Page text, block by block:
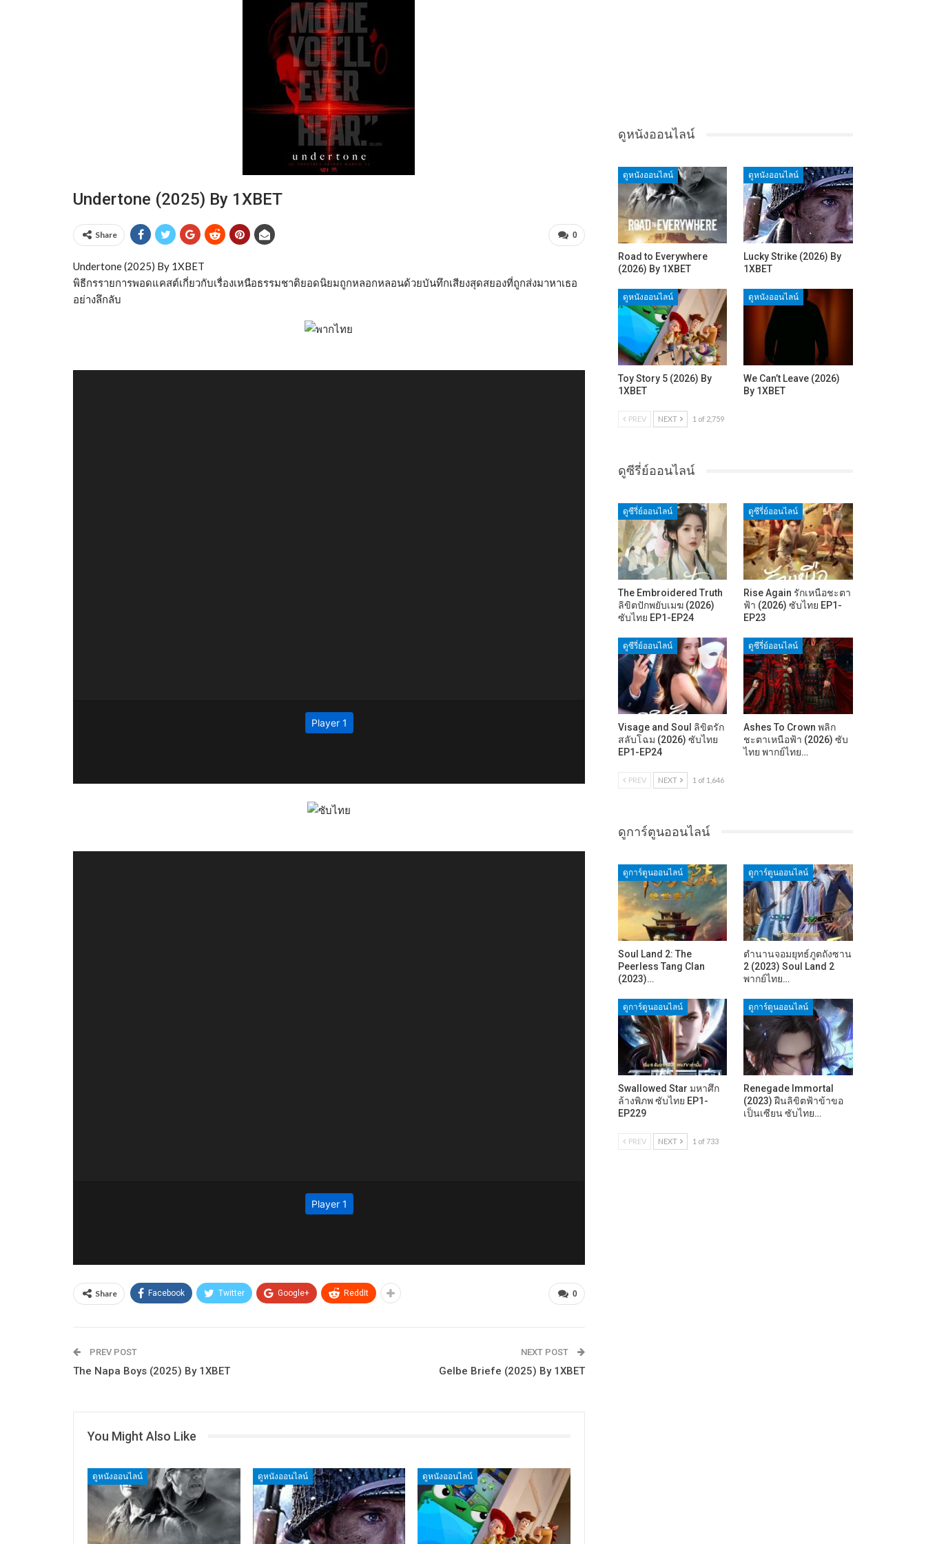
Undertone (2025) By 1XBET
0
Share
Undertone (2025) By 1XBET
พิธีกรรายการพอดแคสต์เกี่ยวกับเรื่องเหนือธรรมชาติยอดนิยมถูกหลอกหลอนด้วยบันทึกเสียงสุดสยองที่ถูกส่งมาหาเธอ
อย่างลึกลับ
0
Share Facebook Twitter Google+ ReddIt
PREV POST
The Napa Boys (2025) By 1XBET
NEXT POST
Gelbe Briefe (2025) By 1XBET
You Might Also Like
ดูหนังออนไลน์ ดูหนังออนไลน์ ดูหนังออนไลน์
ดูหนังออนไลน์
ดูหนังออนไลน์
Road to Everywhere
(2026) By 1XBET
ดูหนังออนไลน์
Lucky Strike (2026) By
1XBET
ดูหนังออนไลน์
Toy Story 5 (2026) By
1XBET
ดูหนังออนไลน์
We Can’t Leave (2026)
By 1XBET
PREV NEXT 1 of 2,759
ดูซีรี่ย์ออนไลน์
ดูซีรี่ย์ออนไลน์
The Embroidered Truth
ลิขิตปักพยับเมฆ (2026)
ซับไทย EP1-EP24
ดูซีรี่ย์ออนไลน์
Rise Again รักเหนือชะตา
ฟ้า (2026) ซับไทย EP1-
EP23
ดูซีรี่ย์ออนไลน์
Visage and Soul ลิขิตรัก
สลับโฉม (2026) ซับไทย
EP1-EP24
ดูซีรี่ย์ออนไลน์
Ashes To Crown พลิก
ชะตาเหนือฟ้า (2026) ซับ
ไทย พากย์ไทย…
PREV NEXT 1 of 1,646
ดูการ์ตูนออนไลน์
ดูการ์ตูนออนไลน์
Soul Land 2: The
Peerless Tang Clan
(2023)…
ดูการ์ตูนออนไลน์
ตำนานจอมยุทธ์ภูตถังซาน
2 (2023) Soul Land 2
พากย์ไทย…
ดูการ์ตูนออนไลน์
Swallowed Star มหาศึก
ล้างพิภพ ซับไทย EP1-
EP229
ดูการ์ตูนออนไลน์
Renegade Immortal
(2023) ฝืนลิขิตฟ้าข้าขอ
เป็นเซียน ซับไทย…
PREV NEXT 1 of 733